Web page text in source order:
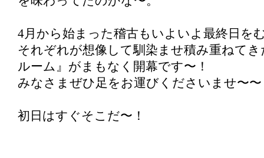
4月から始まった稽古もいよいよ最終日を
それぞれが想像して馴染ませ積み重ねて
ルーム』がまもなく開幕です〜！
みなさまぜひ足をお運びくださいませ〜〜
初日はすぐそこだ〜！